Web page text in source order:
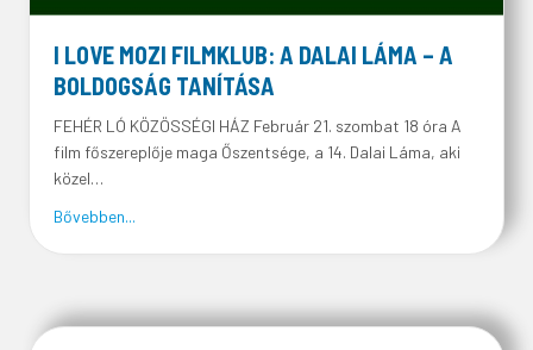
I LOVE MOZI FILMKLUB: A DALAI LÁMA – A
BOLDOGSÁG TANÍTÁSA
FEHÉR LÓ KÖZÖSSÉGI HÁZ Február 21. szombat 18 óra A
film főszereplője maga Őszentsége, a 14. Dalai Láma, aki
közel…
Bővebben...